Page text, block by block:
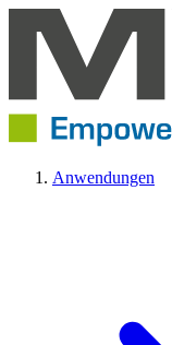
Anwendungen